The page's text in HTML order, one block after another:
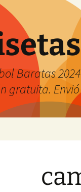
Baratas
gratuita.